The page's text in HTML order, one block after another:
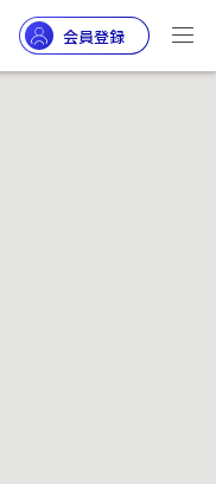
会員登録